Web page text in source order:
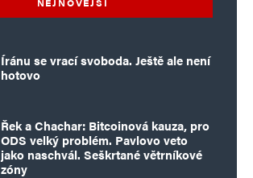
Íránu se vrací svoboda. Ještě ale není
hotovo
Řek a Chachar: Bitcoinová kauza, pro
ODS velký problém. Pavlovo veto
jako naschvál. Seškrtané větrníkové
zóny